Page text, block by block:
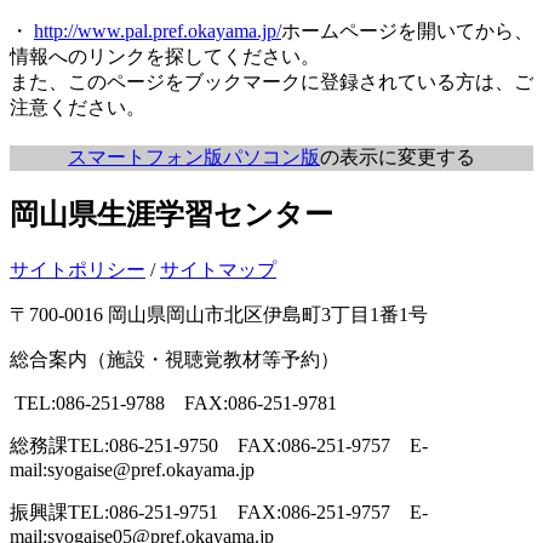
・ http://www.pal.pref.okayama.jp/ホームページを開いてから、
情報へのリンクを探してください。
また、このページをブックマークに登録されている方は、ご
注意ください。
スマートフォン版パソコン版の表示に変更する
岡山県生涯学習センター
サイトポリシー /サイトマップ
〒700-0016 岡山県岡山市北区伊島町3丁目1番1号
総合案内（施設・視聴覚教材等予約）
TEL:086-251-9788 FAX:086-251-9781
総務課TEL:086-251-9750 FAX:086-251-9757 E-
mail:syogaise@pref.okayama.jp
振興課TEL:086-251-9751 FAX:086-251-9757 E-
mail:syogaise05@pref.okayama.jp